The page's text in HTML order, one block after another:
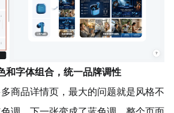
和字体组合，统一品牌调性
品详情页，最大的问题就是风格不